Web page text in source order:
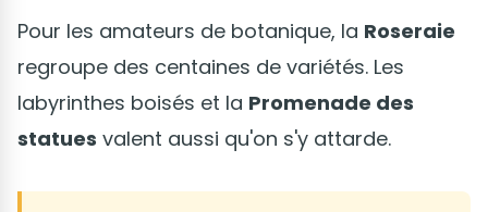
Pour les amateurs de botanique, la Roseraie
regroupe des centaines de variétés. Les
labyrinthes boisés et la Promenade des
statues valent aussi qu'on s'y attarde.